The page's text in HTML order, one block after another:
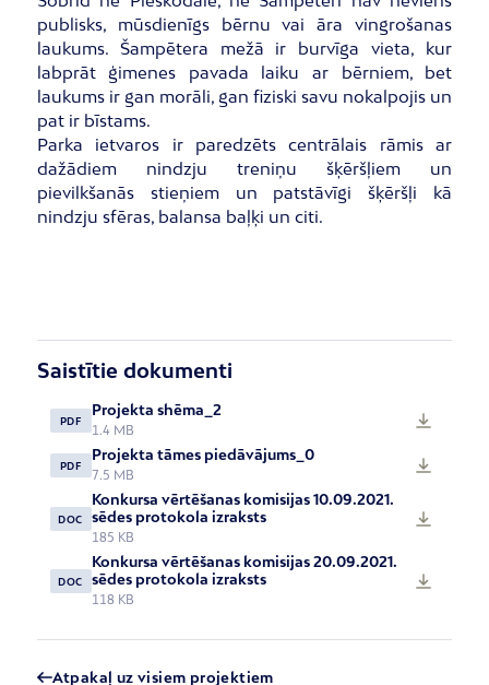
publisks, mūsdienīgs bērnu vai āra vingrošanas
laukums. Šampētera mežā ir burvīga vieta, kur
labprāt ģimenes pavada laiku ar bērniem, bet
laukums ir gan morāli, gan fiziski savu nokalpojis un
pat ir bīstams.
Parka ietvaros ir paredzēts centrālais rāmis ar
dažādiem nindzju treniņu šķēršļiem un
pievilkšanās stieņiem un patstāvīgi šķēršļi kā
nindzju sfēras, balansa baļķi un citi.
Saistītie dokumenti
PDF
Projekta shēma_2
1.4 MB
PDF
Projekta tāmes piedāvājums_0
7.5 MB
DOC
Konkursa vērtēšanas komisijas 10.09.2021.
sēdes protokola izraksts
185 KB
DOC
Konkursa vērtēšanas komisijas 20.09.2021.
sēdes protokola izraksts
118 KB
Atpakaļ uz visiem projektiem